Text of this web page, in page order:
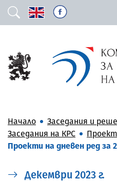
Начало
Заседания и
Заседания на КРС
Проекти на дневен ред за
Декември 2023 г.